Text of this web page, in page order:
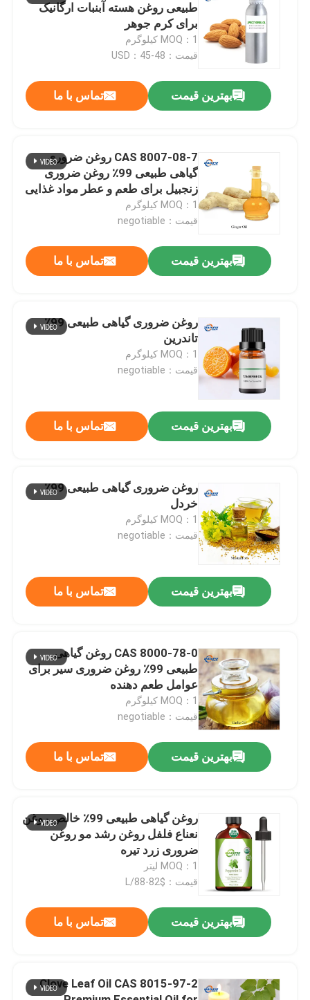
خونه
ویدیو
نمایش VR
درباره ما
تور کارخانه
کنترل کیفیت
با ما تماس بگیرید
طعم مواد غذایی
طبیعی روغن هسته آبنبات ارگانیک
برای کرم جوهر
MOQ：1 کیلوگرم
قیمت：USD：45-48
بهترین قیمت تماس با ما
CAS 8007-08-7 روغن ضروری
گیاهی طبیعی 99٪ روغن ضروری
زنجبیل برای طعم و عطر مواد غذایی
MOQ：1 کیلوگرم
قیمت：negotiable
بهترین قیمت تماس با ما
روغن ضروری گیاهی طبیعی 99٪
تاندرین
MOQ：1 کیلوگرم
قیمت：negotiable
بهترین قیمت تماس با ما
روغن ضروری گیاهی طبیعی 99٪
خردل
MOQ：1 کیلوگرم
قیمت：negotiable
بهترین قیمت تماس با ما
CAS 8000-78-0 روغن گیاهی
طبیعی 99٪ روغن ضروری سیر برای
عوامل طعم دهنده
MOQ：1 کیلوگرم
قیمت：negotiable
بهترین قیمت تماس با ما
روغن گیاهی طبیعی 99٪ خالص روغن
نعناع فلفل روغن رشد مو روغن
ضروری زرد تیره
MOQ：1 لیتر
قیمت：$82-88/L
بهترین قیمت تماس با ما
Clove Leaf Oil CAS 8015-97-2